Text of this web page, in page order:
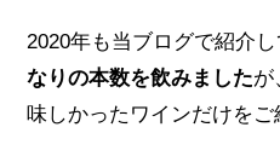
2020年も当ブログで紹介
なりの本数を飲みましたが
味しかったワインだけをご